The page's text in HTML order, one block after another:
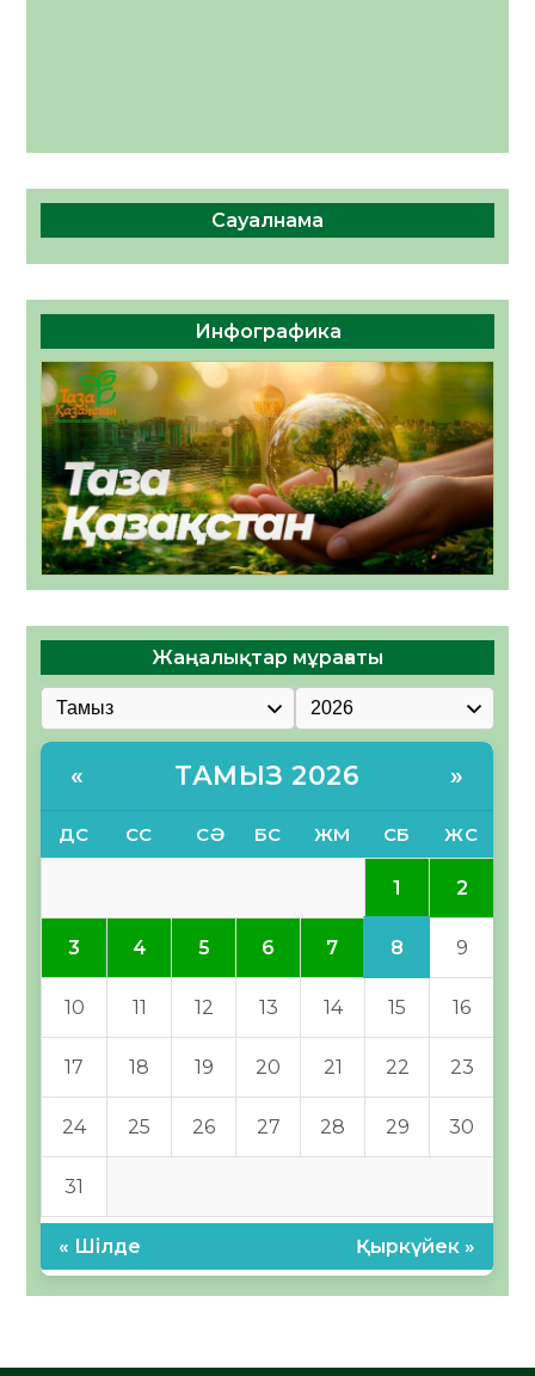
Сауалнама
Инфографика
Жаңалықтар мұрағаты
« ТАМЫЗ 2026 »
ДС СС СӘ БС ЖМ СБ ЖС
1 2
3 4 5 6 7 8 9
10 11 12 13 14 15 16
17 18 19 20 21 22 23
24 25 26 27 28 29 30
31
« Шілде Қыркүйек »